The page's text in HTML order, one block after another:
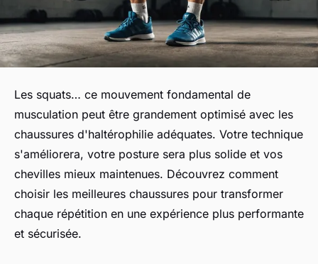
Les squats… ce mouvement fondamental de
musculation peut être grandement optimisé avec les
chaussures d'haltérophilie adéquates. Votre technique
s'améliorera, votre posture sera plus solide et vos
chevilles mieux maintenues. Découvrez comment
choisir les meilleures chaussures pour transformer
chaque répétition en une expérience plus performante
et sécurisée.